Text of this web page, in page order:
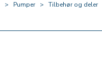
> Pumper > Tilbehør og deler